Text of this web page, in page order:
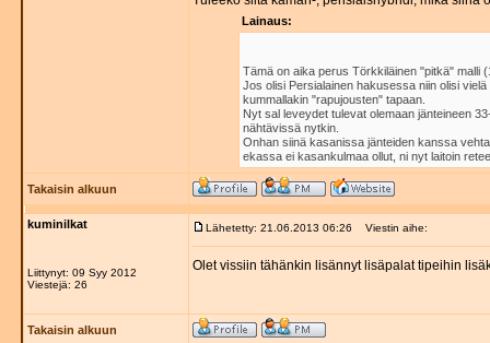
Lainaus:
Tämä on aika perus Törkkiläinen "pitkä" malli
Jos olisi Persialainen hakusessa niin olisi
kummallakin "rapujousten" tapaan.
Nyt sal leveydet tulevat olemaan jänteineen
nähtävissä nytkin.
Onhan siinä kasanissa jänteiden kanssa
ekassa ei kasankulmaa ollut, ni nyt laitoin
Takaisin alkuun
kuminilkat
Liittynyt: 09 Syy 2012
Viestejä: 26
Lähetetty: 21.06.2013 06:26 Viestin aihe:
Olet vissiin tähänkin lisännyt lisäpalat tipeihin
Takaisin alkuun